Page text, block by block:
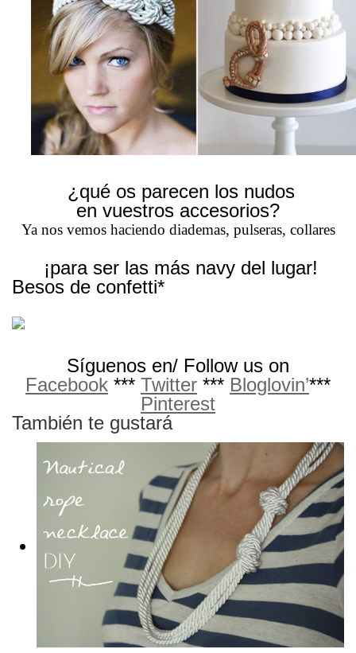
¿qué os parecen los nudos
en vuestros accesorios?
Ya nos vemos haciendo diademas, pulseras, collares
¡para ser las más navy del lugar!
Besos de confetti*
Síguenos en/ Follow us on
Facebook *** Twitter *** Bloglovin’***
Pinterest
También te gustará